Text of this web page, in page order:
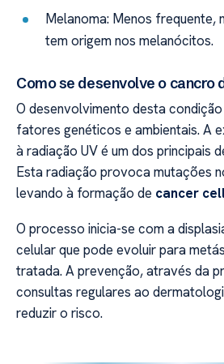
Melanoma: Menos frequente,
tem origem nos melanócitos.
Como se desenvolve o cancro
O desenvolvimento desta
fatores genéticos e ambientais. A
à radiação UV é um dos principais
Esta radiação provoca mutações
levando à formação de cancer
O processo inicia-se com a
celular que pode evoluir para
tratada. A prevenção, através da
consultas regulares ao
reduzir o risco.